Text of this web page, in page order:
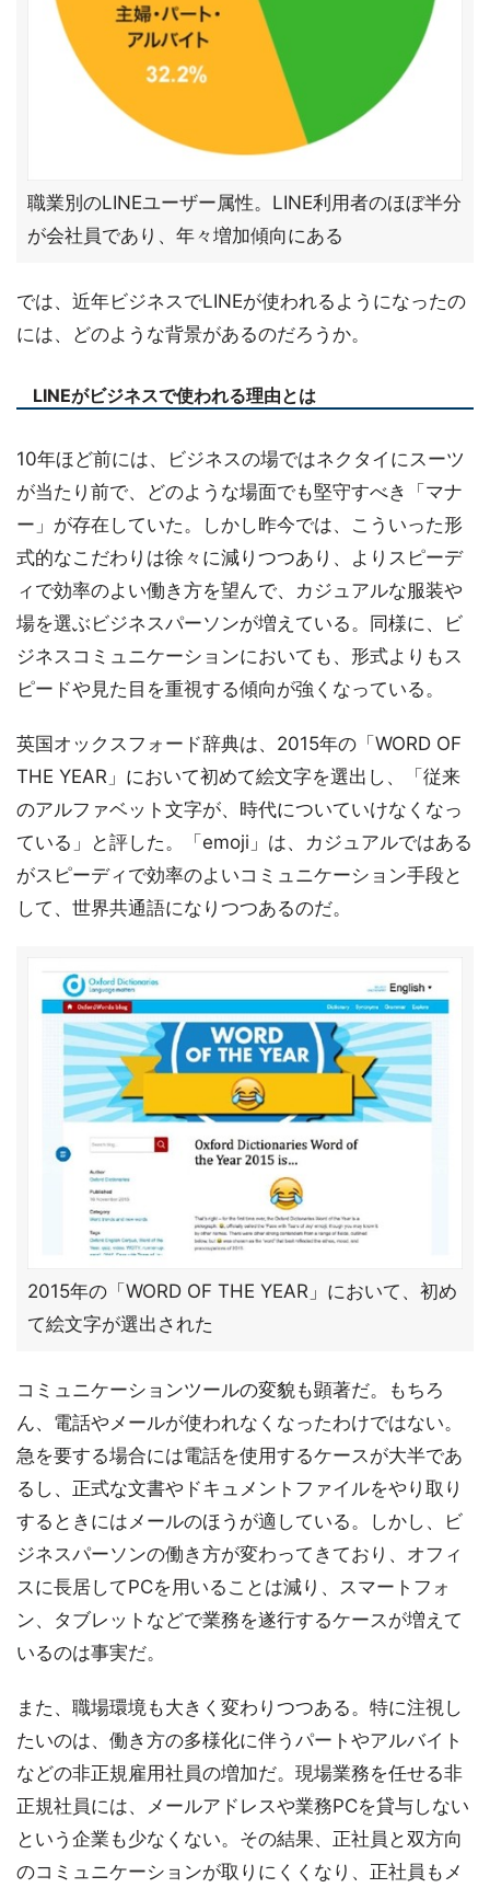
職業別のLINEユーザー属性。LINE利用者のほぼ半分
が会社員であり、年々増加傾向にある
では、近年ビジネスでLINEが使われるようになったの
には、どのような背景があるのだろうか。
LINEがビジネスで使われる理由とは
10年ほど前には、ビジネスの場ではネクタイにスーツ
が当たり前で、どのような場面でも堅守すべき「マナ
ー」が存在していた。しかし昨今では、こういった形
式的なこだわりは徐々に減りつつあり、よりスピーデ
ィで効率のよい働き方を望んで、カジュアルな服装や
場を選ぶビジネスパーソンが増えている。同様に、ビ
ジネスコミュニケーションにおいても、形式よりもス
ピードや見た目を重視する傾向が強くなっている。
英国オックスフォード辞典は、2015年の「WORD OF
THE YEAR」において初めて絵文字を選出し、「従来
のアルファベット文字が、時代についていけなくなっ
ている」と評した。「emoji」は、カジュアルではある
がスピーディで効率のよいコミュニケーション手段と
して、世界共通語になりつつあるのだ。
2015年の「WORD OF THE YEAR」において、初め
て絵文字が選出された
コミュニケーションツールの変貌も顕著だ。もちろ
ん、電話やメールが使われなくなったわけではない。
急を要する場合には電話を使用するケースが大半であ
るし、正式な文書やドキュメントファイルをやり取り
するときにはメールのほうが適している。しかし、ビ
ジネスパーソンの働き方が変わってきており、オフィ
スに長居してPCを用いることは減り、スマートフォ
ン、タブレットなどで業務を遂行するケースが増えて
いるのは事実だ。
また、職場環境も大きく変わりつつある。特に注視し
たいのは、働き方の多様化に伴うパートやアルバイト
などの非正規雇用社員の増加だ。現場業務を任せる非
正規社員には、メールアドレスや業務PCを貸与しない
という企業も少なくない。その結果、正社員と双方向
のコミュニケーションが取りにくくなり、正社員もメ